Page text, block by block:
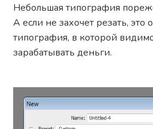
Небольшая типография
А если не захочет резать, это
типография, в которой
зарабатывать деньги.